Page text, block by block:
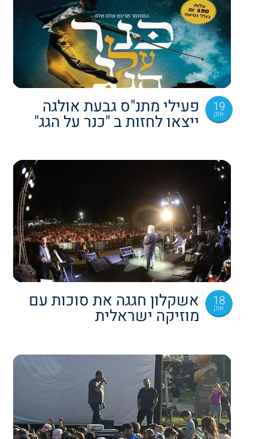
19
אוק פעילי מתנ"ס גבעת אולגה
ייצאו לחזות ב "כנר על הגג"
18
אוק אשקלון חגגה את סוכות עם
מוזיקה ישראלית